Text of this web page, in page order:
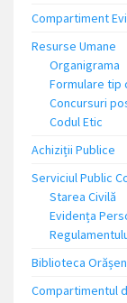
Compartiment
Resurse Umane
Organigrama
Formulare tip
Concursuri
Codul Etic
Achiziții Publice
Serviciul Public
Starea Civilă
Evidența
Biblioteca
Compartimentul